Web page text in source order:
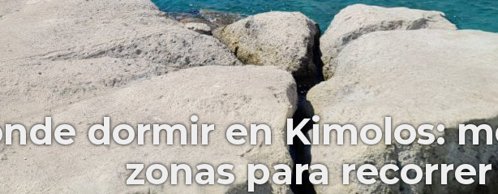
dormir en Kimolos:
zonas para